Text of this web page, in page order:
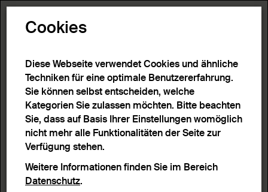
6 Ergebnisse
Start>Detailsuche>Suchergebnisse
Filter
Cookies
Diese Webseite verwendet Cookies und ähnliche
Techniken für eine optimale Benutzererfahrung.
Sie können selbst entscheiden, welche
Kategorien Sie zulassen möchten. Bitte beachten
Sie, dass auf Basis Ihrer Einstellungen womöglich
nicht mehr alle Funktionalitäten der Seite zur
Verfügung stehen.
Weitere Informationen finden Sie im Bereich
Datenschutz.